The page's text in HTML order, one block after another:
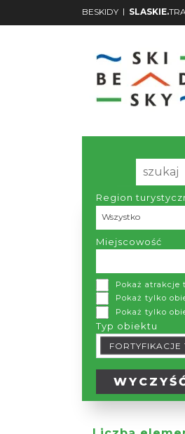
BESKIDY | SLASKIE.
Region
Wszystko
Region turystyczny
Miejscowość
Pokaż atrakcje
Pokaż tylko
Pokaż tylko
Typ obiektu
Typ obiektu Typ wypożyczalni